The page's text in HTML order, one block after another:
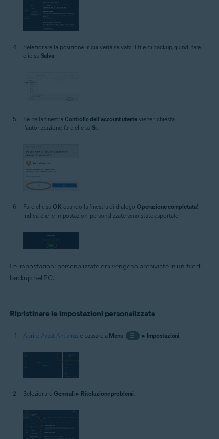
Selezionare la posizione in cui verrà salvato il file di backup, quindi fare
clic su Salva
Se nella finestra Controllo dell'account utente viene richiesta
l'autorizzazione, fare clic su Sì.
Fare clic su OK quando la finestra di dialogo Operazione completata!
indica che le impostazioni personalizzate sono state esportate.
Le impostazioni personalizzate ora vengono archiviate in un file di
backup nel PC.
Ripristinare le impostazioni personalizzate
Aprire Avast Antivirus e passare a Menu ☰ ▸ Impostazioni.
Selezionare Generali ▸ Risoluzione problemi.